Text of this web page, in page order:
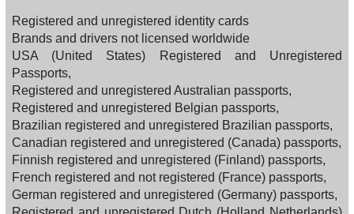
Registered and unregistered identity cards
Brands and drivers not licensed worldwide
USA (United States) Registered and Unregistered
Passports,
Registered and unregistered Australian passports,
Registered and unregistered Belgian passports,
Brazilian registered and unregistered Brazilian passports,
Canadian registered and unregistered (Canada) passports,
Finnish registered and unregistered (Finland) passports,
French registered and not registered (France) passports,
German registered and unregistered (Germany) passports,